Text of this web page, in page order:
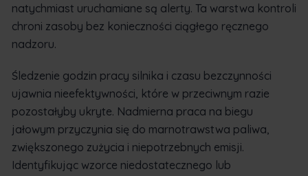
natychmiast uruchamiane są alerty. Ta warstwa kontroli
chroni zasoby bez konieczności ciągłego ręcznego
nadzoru.
Śledzenie godzin pracy silnika i czasu bezczynności
ujawnia nieefektywności, które w przeciwnym razie
pozostałyby ukryte. Nadmierna praca na biegu
jałowym przyczynia się do marnotrawstwa paliwa,
zwiększonego zużycia i niepotrzebnych emisji.
Identyfikując wzorce niedostatecznego lub